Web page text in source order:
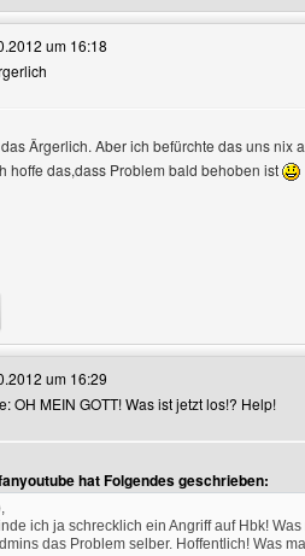
Profile anzeigen
um 16:18
Ärgerlich. Aber ich befürchte das uns
hoffe das,dass Problem bald behoben ist
dieses Benutzers besuchen:
Benutzer-Profile anzeigen
um 16:29
OH MEIN GOTT! Was ist jetzt los!? Help!
hat Folgendes geschrieben:
ich ja schrecklich ein Angriff auf Hbk!
das Problem selber. Hoffentlich! Was